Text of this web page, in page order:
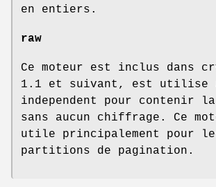
en entiers.
raw
Ce moteur est inclus dans
1.1 et suivant, est utilise
independent pour contenir
sans aucun chiffrage. Ce
utile principalement pour
partitions de pagination.